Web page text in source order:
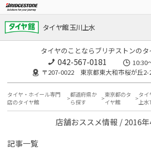
タイヤ館 玉川上水
タイヤのことならブリヂストンのタ
042-567-0181
10:30
〒207-0022 東京都東大和市桜が丘2-
タイヤ・ホイール専門
店のタイヤ館
都道府県か
ら探す
東京都のタ
イヤ館
タイ
上水
店舗おススメ情報 / 2016年
記事一覧